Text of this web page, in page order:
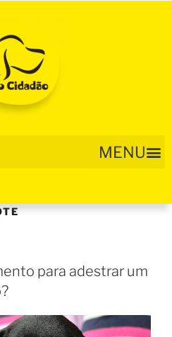
para adestrar um